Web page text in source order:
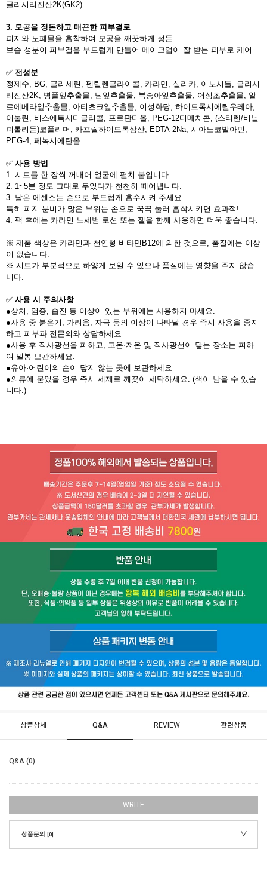
글리시리진산2K(GK2)
3. 모공을 정돈하고 매끈한 피부결로
피지와 노폐물을 흡착하여 모공을 깨끗하게 정돈
보습 성분이 피부결을 부드럽게 만들어 메이크업이 잘 받는 피부로 케어
✅ 전성분
정제수, BG, 글리세린, 펜틸렌글라이콜, 카라민, 실리카, 이노시톨, 글리시
리진산2K, 병풀잎추출물, 님잎추출물, 복숭아잎추출물, 어성초추출물, 알
로에베라잎추출물, 아티초크잎추출물, 이성화당, 하이드록시에틸우레아,
이눌린, 비스에톡시디글리콜, 프로판디올, PEG-12디메치콘, (스티렌/비닐
피롤리돈)코폴리머, 카프릴하이드록삼산, EDTA-2Na, 시아노코발아민,
PEG-4, 페녹시에탄올
✅ 사용 방법
1. 시트를 한 장씩 꺼내어 얼굴에 펼쳐 붙입니다.
2. 1~5분 정도 그대로 두었다가 천천히 떼어냅니다.
3. 남은 에센스는 손으로 부드럽게 흡수시켜 주세요.
특히 피지 분비가 많은 부위는 손으로 꾹꾹 눌러 흡착시키면 효과적!
4. 팩 후에는 카라민 노세범 로션 또는 젤을 함께 사용하면 더욱 좋습니다.
※ 제품 색상은 카라민과 천연형 비타민B12에 의한 것으로, 품질에는 이상
이 없습니다.
※ 시트가 부분적으로 하얗게 보일 수 있으나 품질에는 영향을 주지 않습
니다.
✅ 사용 시 주의사항
●상처, 염증, 습진 등 이상이 있는 부위에는 사용하지 마세요.
●사용 중 붉은기, 가려움, 자극 등의 이상이 나타날 경우 즉시 사용을 중지
하고 피부과 전문의와 상담하세요.
●사용 후 직사광선을 피하고, 고온·저온 및 직사광선이 닿는 장소는 피하
여 밀봉 보관하세요.
●유아·어린이의 손이 닿지 않는 곳에 보관하세요.
●의류에 묻었을 경우 즉시 세제로 깨끗이 세탁하세요. (색이 남을 수 있습
니다.)
상품상세 Q&A REVIEW 관련상품
Q&A (0)
WRITE
상품문의 [0]